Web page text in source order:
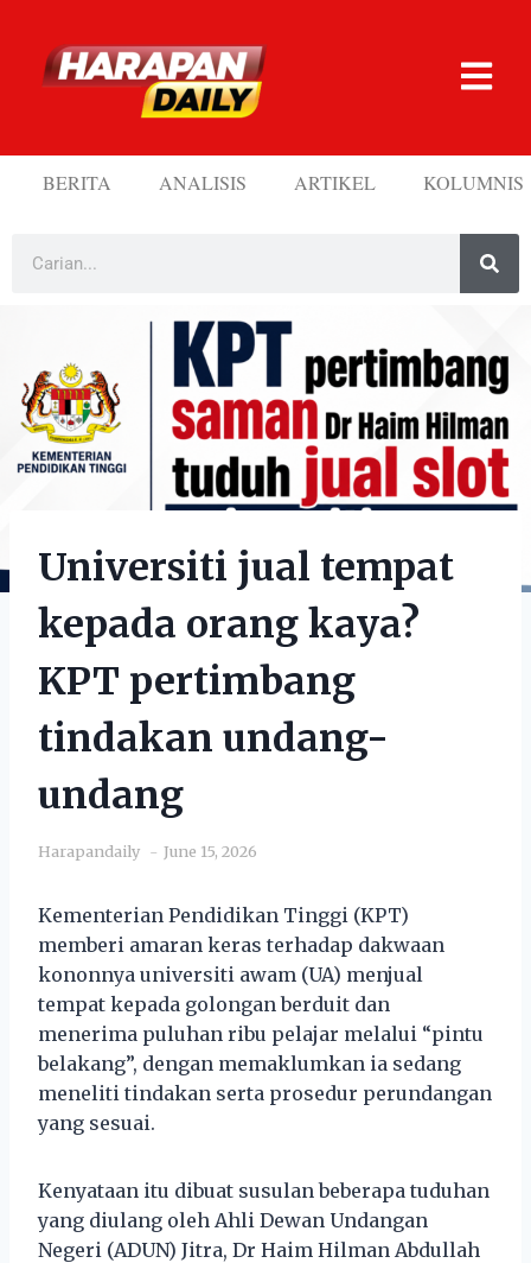
BERITA ANALISIS ARTIKEL KOLUMNIS
Universiti jual tempat
kepada orang kaya?
KPT pertimbang
tindakan undang-
undang
Harapandaily June 15, 2026
Kementerian Pendidikan Tinggi (KPT)
memberi amaran keras terhadap dakwaan
kononnya universiti awam (UA) menjual
tempat kepada golongan berduit dan
menerima puluhan ribu pelajar melalui “pintu
belakang”, dengan memaklumkan ia sedang
meneliti tindakan serta prosedur perundangan
yang sesuai.
Kenyataan itu dibuat susulan beberapa tuduhan
yang diulang oleh Ahli Dewan Undangan
Negeri (ADUN) Jitra, Dr Haim Hilman Abdullah